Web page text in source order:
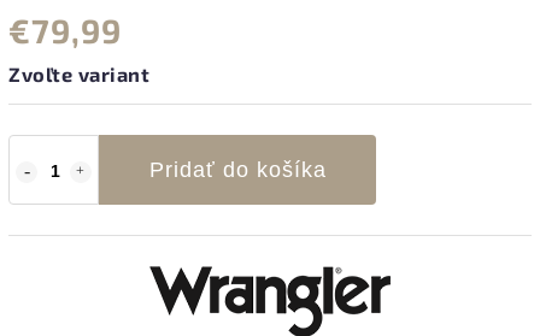
€79,99
Zvoľte variant
Pridať do košíka